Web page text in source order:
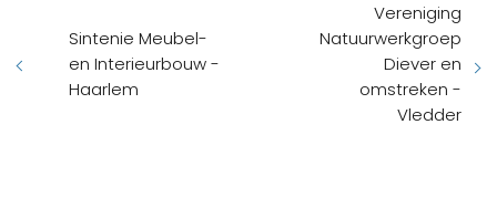
Sintenie Meubel-
en Interieurbouw -
Haarlem
Vereniging
Natuurwerkgroep
Diever en
omstreken -
Vledder